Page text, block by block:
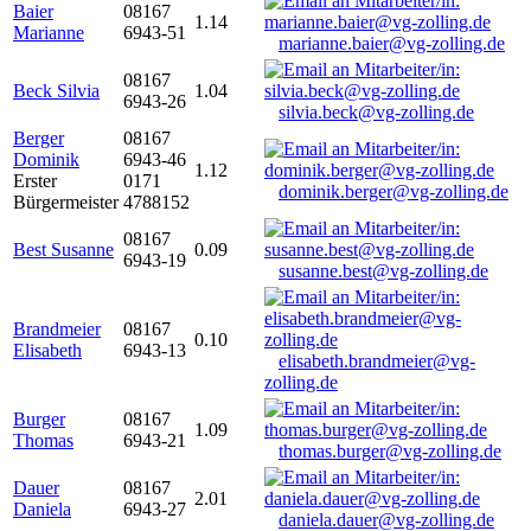
Baier
Marianne
08167
6943-51
1.14
marianne.baier@vg-zolling.de
Beck Silvia
08167
6943-26
1.04
silvia.beck@vg-zolling.de
Berger
Dominik
Erster
Bürgermeister
08167
6943-46
0171
4788152
1.12
dominik.berger@vg-zolling.de
Best Susanne
08167
6943-19
0.09
susanne.best@vg-zolling.de
Brandmeier
Elisabeth
08167
6943-13
0.10
elisabeth.brandmeier@vg-
zolling.de
Burger
Thomas
08167
6943-21
1.09
thomas.burger@vg-zolling.de
Dauer
Daniela
08167
6943-27
2.01
daniela.dauer@vg-zolling.de